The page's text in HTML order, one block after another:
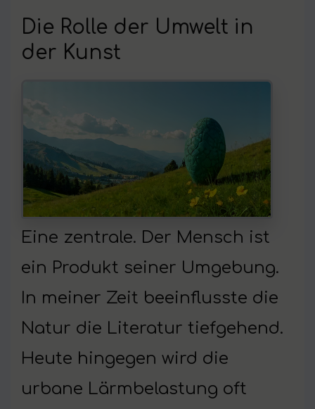
Die Rolle der Umwelt in
der Kunst
Eine zentrale. Der Mensch ist
ein Produkt seiner Umgebung.
In meiner Zeit beeinflusste die
Natur die Literatur tiefgehend.
Heute hingegen wird die
urbane Lärmbelastung oft